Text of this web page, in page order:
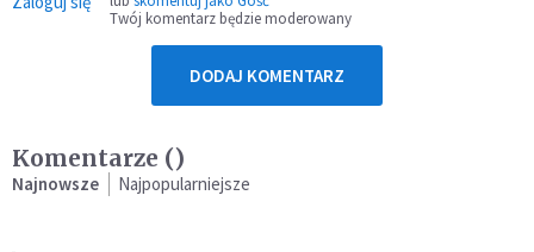
Twój komentarz będzie moderowany
DODAJ KOMENTARZ
Komentarze ()
Najnowsze Najpopularniejsze